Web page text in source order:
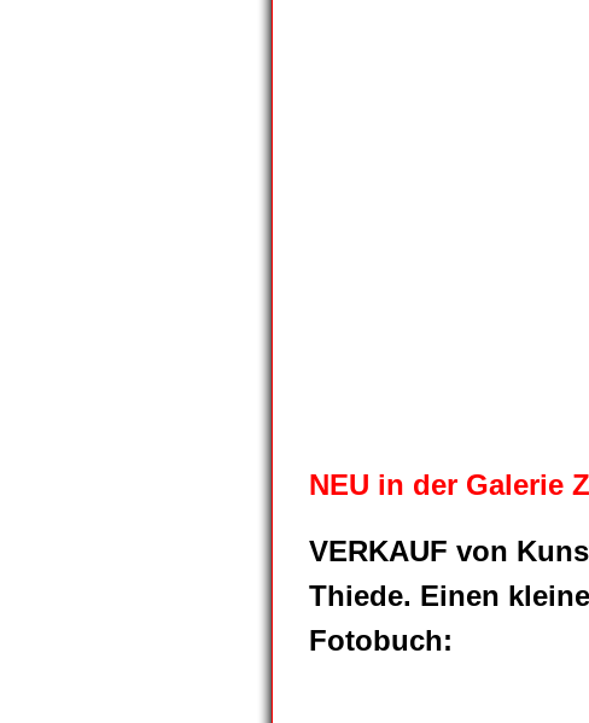
NEU in der Galerie
VERKAUF von
Thiede. Einen
Fotobuch: